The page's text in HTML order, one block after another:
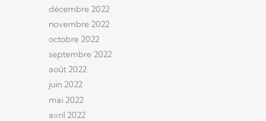
décembre 2022
novembre 2022
octobre 2022
septembre 2022
août 2022
juin 2022
mai 2022
avril 2022